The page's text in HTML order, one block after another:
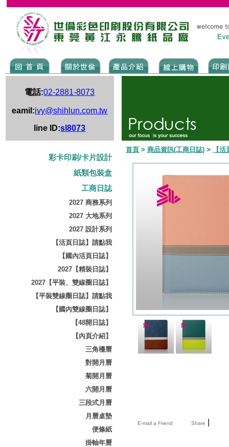
電話:02-2881-8073
eamil:ivy@shihlun.com.tw
line ID:sl8073
彩卡印刷/卡片設計
紙類包裝盒
工商日誌
2027 商務系列
2027 大地系列
2027 設計系列
【活頁日誌】請點我
【國內活頁日誌】
2027【精裝日誌】
2027【平裝、雙線圈日誌】
【平裝雙線圈日誌】請點我
【國內雙線圈日誌】
【48開日誌】
【內頁介紹】
三角檯曆
對開月曆
菊開月曆
六開月曆
三段式月曆
月曆桌墊
便條紙
掛軸年曆
首頁 > 商品資訊(工商日誌) > 【
E-mail a Friend Share